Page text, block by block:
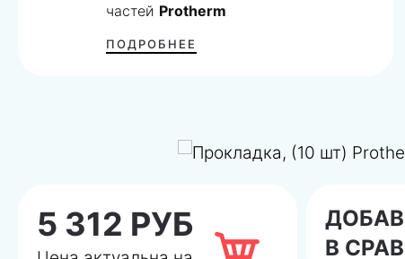
частей Protherm
ПОДРОБНЕЕ
5 312 РУБ
В